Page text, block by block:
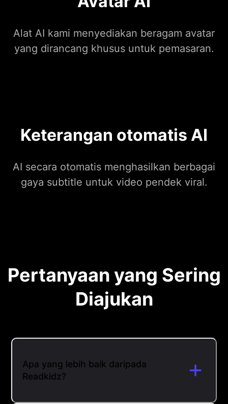
Alat AI kami menyediakan beragam avatar
yang dirancang khusus untuk pemasaran.
Keterangan otomatis AI
AI secara otomatis menghasilkan berbagai
gaya subtitle untuk video pendek viral.
Pertanyaan yang Sering
Diajukan
Apa yang lebih baik daripada
Readkidz?